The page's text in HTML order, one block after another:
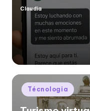
Posted
Claudia
Posted
in
Técnologia